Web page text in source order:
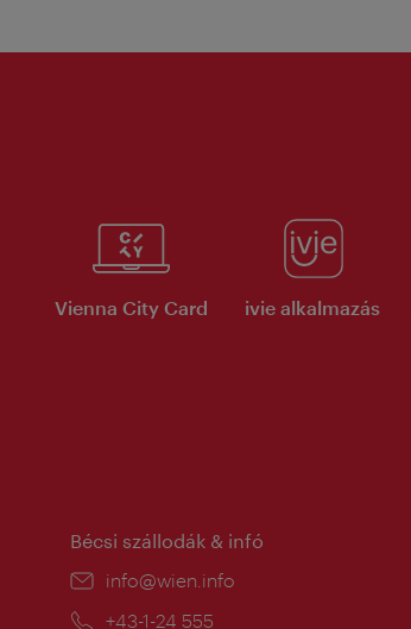
Vienna City Card ivie alkalmazás
Bécsi szállodák & infó
E-
info@wien.info
Telefon:
+43-1-24 555